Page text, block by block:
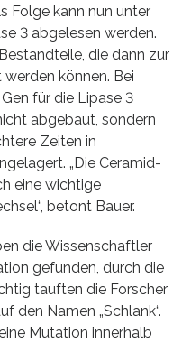
Folge kann nun unter
3 abgelesen werden.
die dann zur
können. Bei
für die Lipase 3
abgebaut, sondern
Zeiten in
„Die Ceramid-
eine wichtige
betont Bauer.
die Wissenschaftler
gefunden, durch die
tauften die Forscher
den Namen „Schlank“.
Mutation innerhalb